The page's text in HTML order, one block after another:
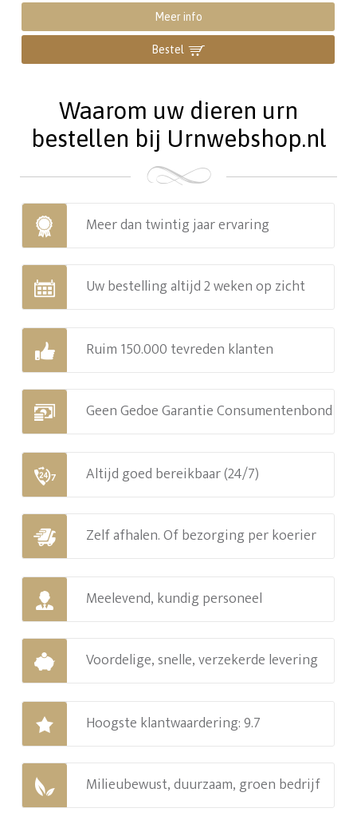
Meer info
Bestel
Waarom uw dieren urn
bestellen bij Urnwebshop.nl
Meer dan twintig jaar ervaring
Uw bestelling altijd 2 weken op zicht
Ruim 150.000 tevreden klanten
Geen Gedoe Garantie Consumentenbond
Altijd goed bereikbaar (24/7)
Zelf afhalen. Of bezorging per koerier
Meelevend, kundig personeel
Voordelige, snelle, verzekerde levering
Hoogste klantwaardering: 9.7
Milieubewust, duurzaam, groen bedrijf